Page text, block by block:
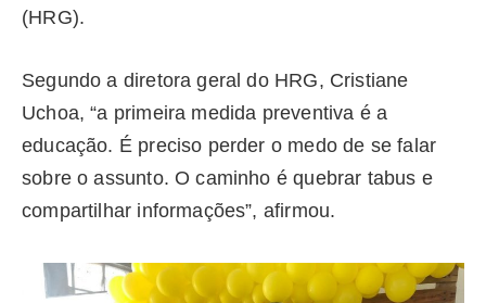
(HRG).
Segundo a diretora geral do HRG, Cristiane
Uchoa, “a primeira medida preventiva é a
educação. É preciso perder o medo de se falar
sobre o assunto. O caminho é quebrar tabus e
compartilhar informações”, afirmou.